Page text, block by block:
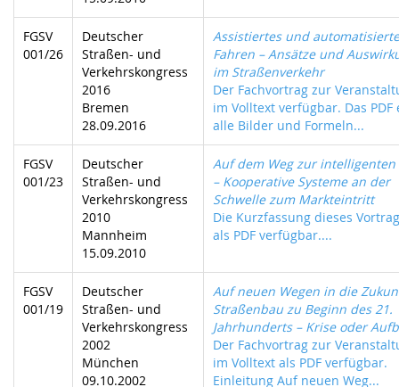
FGSV
001/26
Deutscher
Straßen- und
Verkehrskongress
2016
Bremen
28.09.2016
Assistiertes und
Fahren – Ansätze und
im Straßenverkehr
Der Fachvortrag zur
im Volltext verfügbar. Das
alle Bilder und Formeln...
FGSV
001/23
Deutscher
Straßen- und
Verkehrskongress
2010
Mannheim
15.09.2010
Auf dem Weg zur intelligenten
– Kooperative Systeme an der
Schwelle zum Markteintritt
Die Kurzfassung dieses
als PDF verfügbar....
FGSV
001/19
Deutscher
Straßen- und
Verkehrskongress
2002
München
09.10.2002
Auf neuen Wegen in die
Straßenbau zu Beginn des 21.
Jahrhunderts – Krise oder
Der Fachvortrag zur
im Volltext als PDF verfügbar.
Einleitung Auf neuen Weg...